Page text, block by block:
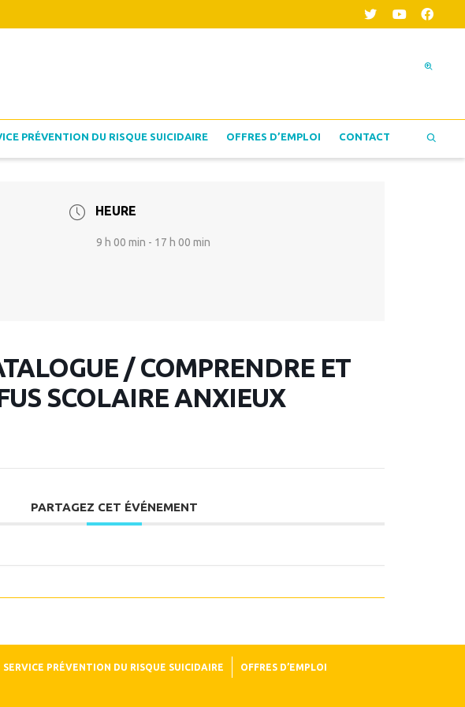
PRÉVENTION DU RISQUE SUICIDAIRE OFFRES D’EMPLOI CONTACT
HEURE
9 h 00 min - 17 h 00 min
/ COMPRENDRE ET
SCOLAIRE ANXIEUX
PARTAGEZ CET ÉVÉNEMENT
SERVICE PRÉVENTION DU RISQUE SUICIDAIRE OFFRES D’EMPLOI